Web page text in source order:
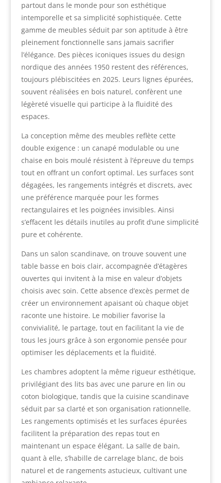
partout dans le monde pour son esthétique
intemporelle et sa simplicité sophistiquée. Cette
gamme de meubles séduit par son aptitude à être
pleinement fonctionnelle sans jamais sacrifier
l’élégance. Des pièces iconiques issues du design
nordique des années 1950 restent des références,
toujours plébiscitées en 2025. Leurs lignes épurées,
souvent réalisées en bois naturel, confèrent une
légèreté visuelle qui participe à la fluidité des
espaces.
La conception même des meubles reflète cette
double exigence : un canapé modulable ou une
chaise en bois moulé résistent à l’épreuve du temps
tout en offrant un confort optimal. Les surfaces sont
dégagées, les rangements intégrés et discrets, avec
une préférence marquée pour les formes
rectangulaires et les poignées invisibles. Ainsi
s’effacent les détails inutiles au profit d’une simplicité
pure et cohérente.
Dans un salon scandinave, on trouve souvent une
table basse en bois clair, accompagnée d’étagères
ouvertes qui invitent à la mise en valeur d’objets
choisis avec soin. Cette absence d’excès permet de
créer un environnement apaisant où chaque objet
raconte une histoire. Le mobilier favorise la
convivialité, le partage, tout en facilitant la vie de
tous les jours grâce à son ergonomie pensée pour
optimiser les déplacements et la fluidité.
Les chambres adoptent la même rigueur esthétique,
privilégiant des lits bas avec une parure en lin ou
coton biologique, tandis que la cuisine scandinave
séduit par sa clarté et son organisation rationnelle.
Les rangements optimisés et les surfaces épurées
facilitent la préparation des repas tout en
maintenant un espace élégant. La salle de bain,
quant à elle, s’habille de carrelage blanc, de bois
naturel et de rangements astucieux, cultivant une